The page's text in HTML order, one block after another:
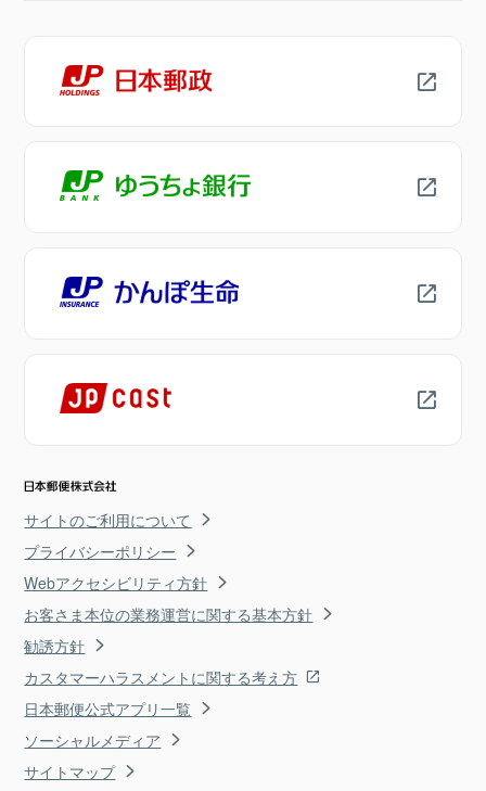
サイトのご利用について
プライバシーポリシー
Webアクセシビリティ方針
お客さま本位の業務運営に関する基本方針
勧誘方針
カスタマーハラスメントに関する考え方
日本郵便公式アプリ一覧
ソーシャルメディア
サイトマップ